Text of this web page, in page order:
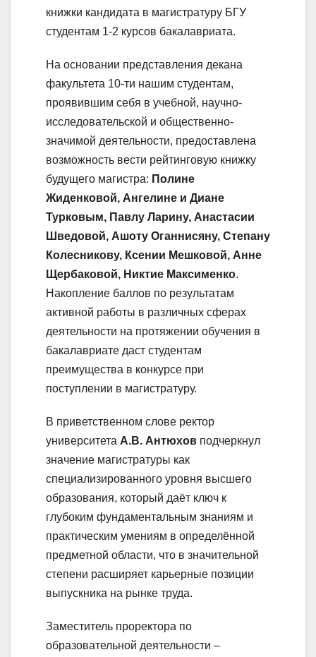
книжки кандидата в магистратуру БГУ
студентам 1-2 курсов бакалавриата.
На основании представления декана
факультета 10-ти нашим студентам,
проявившим себя в учебной, научно-
исследовательской и общественно-
значимой деятельности, предоставлена
возможность вести рейтинговую книжку
будущего магистра: Полине
Жиденковой, Ангелине и Диане
Турковым, Павлу Ларину, Анастасии
Шведовой, Ашоту Оганнисяну, Степану
Колесникову, Ксении Мешковой, Анне
Щербаковой, Никтие Максименко.
Накопление баллов по результатам
активной работы в различных сферах
деятельности на протяжении обучения в
бакалавриате даст студентам
преимущества в конкурсе при
поступлении в магистратуру.
В приветственном слове ректор
университета А.В. Антюхов подчеркнул
значение магистратуры как
специализированного уровня высшего
образования, который даёт ключ к
глубоким фундаментальным знаниям и
практическим умениям в определённой
предметной области, что в значительной
степени расширяет карьерные позиции
выпускника на рынке труда.
Заместитель проректора по
образовательной деятельности –